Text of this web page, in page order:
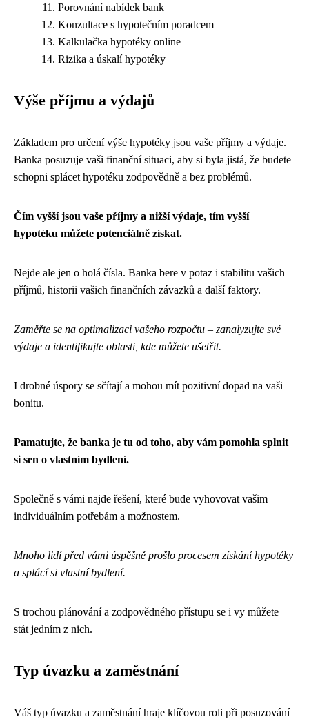
Porovnání nabídek bank
Konzultace s hypotečním poradcem
Kalkulačka hypotéky online
Rizika a úskalí hypotéky
Výše příjmu a výdajů
Základem pro určení výše hypotéky jsou vaše příjmy a výdaje.
Banka posuzuje vaši finanční situaci, aby si byla jistá, že budete
schopni splácet hypotéku zodpovědně a bez problémů.
Čím vyšší jsou vaše příjmy a nižší výdaje, tím vyšší
hypotéku můžete potenciálně získat.
Nejde ale jen o holá čísla. Banka bere v potaz i stabilitu vašich
příjmů, historii vašich finančních závazků a další faktory.
Zaměřte se na optimalizaci vašeho rozpočtu – zanalyzujte své
výdaje a identifikujte oblasti, kde můžete ušetřit.
I drobné úspory se sčítají a mohou mít pozitivní dopad na vaši
bonitu.
Pamatujte, že banka je tu od toho, aby vám pomohla splnit
si sen o vlastním bydlení.
Společně s vámi najde řešení, které bude vyhovovat vašim
individuálním potřebám a možnostem.
Mnoho lidí před vámi úspěšně prošlo procesem získání hypotéky
a splácí si vlastní bydlení.
S trochou plánování a zodpovědného přístupu se i vy můžete
stát jedním z nich.
Typ úvazku a zaměstnání
Váš typ úvazku a zaměstnání hraje klíčovou roli při posuzování